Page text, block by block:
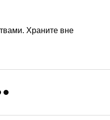
Храните вне